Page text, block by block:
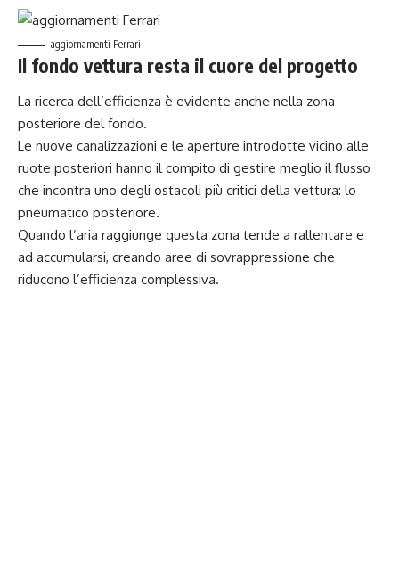
aggiornamenti Ferrari
Il fondo vettura resta il cuore del progetto
La ricerca dell’efficienza è evidente anche nella zona
posteriore del fondo.
Le nuove canalizzazioni e le aperture introdotte vicino alle
ruote posteriori hanno il compito di gestire meglio il flusso
che incontra uno degli ostacoli più critici della vettura: lo
pneumatico posteriore.
Quando l’aria raggiunge questa zona tende a rallentare e
ad accumularsi, creando aree di sovrappressione che
riducono l’efficienza complessiva.